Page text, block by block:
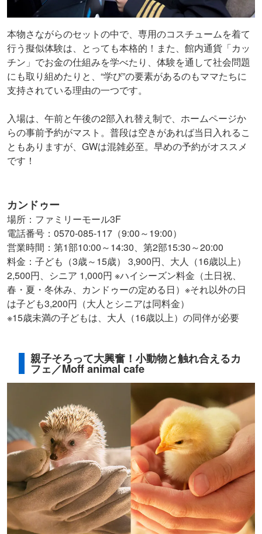
本物さながらのセットの中で、専用のコスチュームを着て
行う擬似体験は、とっても本格的！また、館内通貨「カッ
チン」でお金の仕組みを学べたり、体験を通して社会問題
にも取り組めたりと、“学び”の要素があるのもママたちに
支持されている理由の一つです。
入場は、午前と午後の2部入れ替え制で、ホームページか
らの事前予約がマスト。普段は空きがあれば当日入れるこ
ともありますが、GWは混雑必至。早めの予約がオススメ
です！
カンドゥー
場所：ファミリーモール3F
電話番号：0570-085-117（9:00～19:00）
営業時間：第1部10:00～14:30、第2部15:30～20:00
料金：子ども（3歳～15歳） 3,900円、大人（16歳以上）
2,500円、シニア 1,000円 ※ハイシーズン料金（土日祝、
春・夏・冬休み、カンドゥーの定める日）※それ以外の日
は子ども3,200円（大人とシニアは同料金）
※15歳未満の子どもは、大人（16歳以上）の同伴が必要
親子そろって大興奮！小動物と触れ合えるカ
フェ／Moff animal cafe